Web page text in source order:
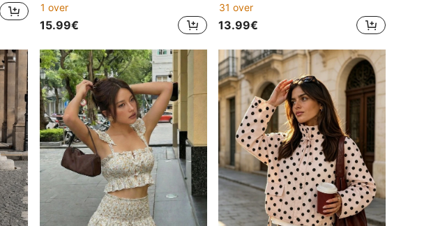
1 over
15.99€
31 over
13.99€